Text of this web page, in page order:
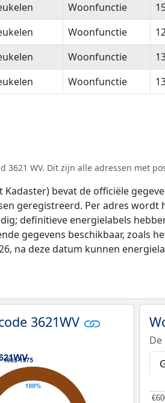
Woonfunctie
Woonfunctie
Woonfunctie
Woonfunctie
WV. Dit zijn alle adressen met
bevat de officiële
geregistreerd. Per adres
definitieve energielabels
gegevens beschikbaar, zoals
na deze datum kunnen
3621WV